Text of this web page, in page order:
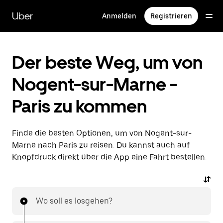
zum
Hauptinhalt
Uber Anmelden Registrieren
Der beste Weg, um von
Nogent-sur-Marne -
Paris zu kommen
Finde die besten Optionen, um von Nogent-sur-
Marne nach Paris zu reisen. Du kannst auch auf
Knopfdruck direkt über die App eine Fahrt bestellen.
Wo soll es losgehen?